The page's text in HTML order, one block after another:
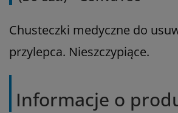
Chusteczki medyczne do
przylepca. Nieszczypiące.
Informacje o